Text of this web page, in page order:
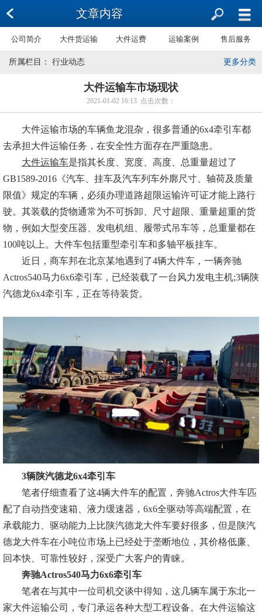
文章内容
公司简介 大件货运输 大件运费 运输案例 售后服务
更多分类
所属栏目： 行业动态
大件运输车市场现状
2021-01-02 16:13 点击次数：
大件运输市场的车辆鱼龙混杂，很多普通的6x4牵引车都
去承担大件运输任务，在安全性方面存在严重隐患。
大件运输车是指其长度、宽度、高度、总重量超过了
GB1589-2016《汽车、挂车及汽车列车外廓尺寸、轴荷及质量
限值》规定的车辆，必须办理道路超限运输许可证才能上路行
驶。其装载的货物通常为不可拆卸、尺寸超限、重量超重的货
物，例如大型变压器、发电机组、履带式吊车等，总重量都在
100吨以上。大件车包括重型牵引车和多轴平板挂车。
近日，商车邦在北京某地遇到了4辆大件车，一辆奔驰
Actros540马力6x6牵引车，已经装载了一台风力发电主机;3辆陕
汽德龙6x4牵引车，正在等待装货。
3辆陕汽德龙6x4牵引车
笔者仔细查看了这4辆大件车的配置，奔驰Actros大件车匹
配了自动挡变速箱、液力缓速器，6x6全驱动等高端配置，在
承载能力、驱动能力上比陕汽德龙大件车要好很多，但是陕汽
德龙大件车在小吨位市场上已经处于垄断地位，其价格低廉、
回本快、可靠性较好，深受广大客户的青睐。
奔驰Actros540马力6x6牵引车
笔者在与其中一位司机交谈中得知，这几辆车属于东北一
家大件运输公司，专门承运各种大型工程设备。在大件运输这